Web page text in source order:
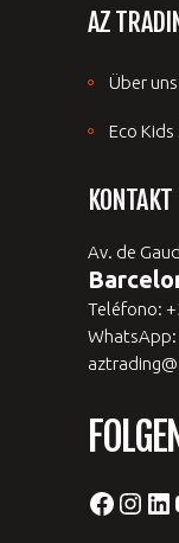
AZ
Über uns
Eco Kids
KONTAKT
Av. de
Teléfono:
WhatsApp: